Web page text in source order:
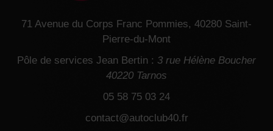
71 Avenue du Corps Franc Pommies, 40280 Saint-
Pierre-du-Mont
Pôle de services Jean Bertin : 3 rue Hélène Boucher
40220 Tarnos
05 58 75 03 24
contact@autoclub40.fr